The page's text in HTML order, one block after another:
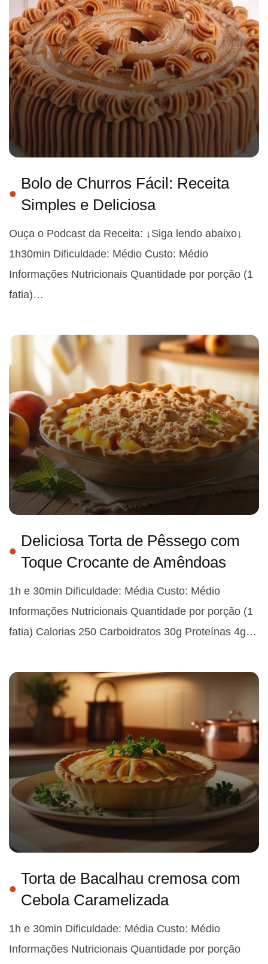
Bolo de Churros Fácil: Receita
Simples e Deliciosa
Ouça o Podcast da Receita: ↓Siga lendo abaixo↓
1h30min Dificuldade: Médio Custo: Médio
Informações Nutricionais Quantidade por porção (1
fatia)…
Deliciosa Torta de Pêssego com
Toque Crocante de Amêndoas
1h e 30min Dificuldade: Média Custo: Médio
Informações Nutricionais Quantidade por porção (1
fatia) Calorias 250 Carboidratos 30g Proteínas 4g…
Torta de Bacalhau cremosa com
Cebola Caramelizada
1h e 30min Dificuldade: Média Custo: Médio
Informações Nutricionais Quantidade por porção